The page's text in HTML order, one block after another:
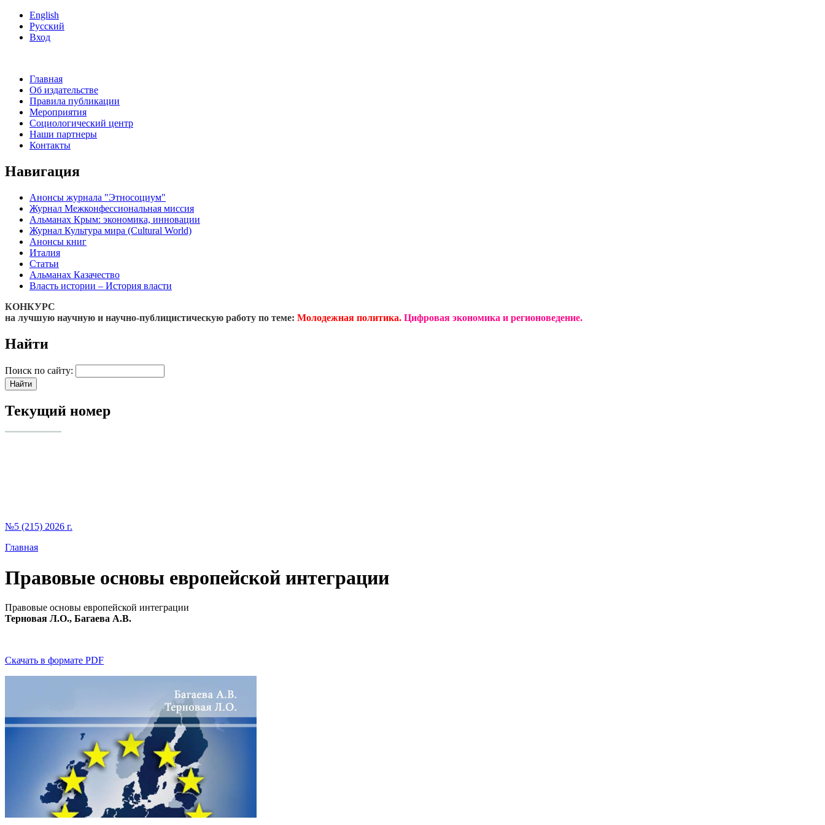
English
Русский
Вход
Главная
Об издательстве
Правила публикации
Мероприятия
Социологический центр
Наши партнеры
Контакты
Навигация
Анонсы журнала "Этносоциум"
Журнал Межконфессиональная миссия
Альманах Крым: экономика, инновации
Журнал Культура мира (Cultural World)
Анонсы книг
Италия
Статьи
Альманах Казачество
Власть истории – История власти
КОНКУРС
на лучшую научную и научно-публицистическую работу по теме: Молодежная политика. Цифровая экономика и регионоведение.
Найти
Поиск по сайту:
Текущий номер
№5 (215) 2026 г.
Главная
Правовые основы европейской интеграции
Правовые основы европейской интеграции
Терновая Л.О., Багаева А.В.
Скачать в формате PDF